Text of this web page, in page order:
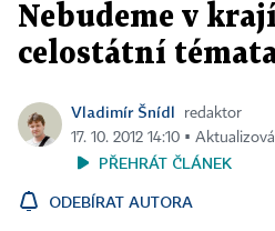
Nebudeme v
celostátní
Vladimír Šnídl
redaktor
17. 10. 2012 14:10 ▪
PŘEHRÁT ČLÁNEK
ODEBÍRAT AUTORA